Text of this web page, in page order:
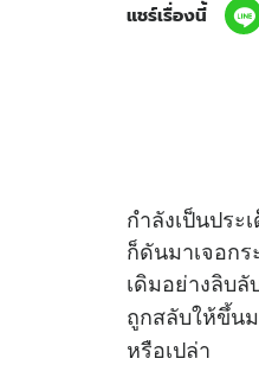
แชร์เรื่องนี้
กำลังเป็นปร
ก็ดันมาเจอก
เดิมอย่างลิบ
ถูกสลับให้ขึ้น
หรือเปล่า